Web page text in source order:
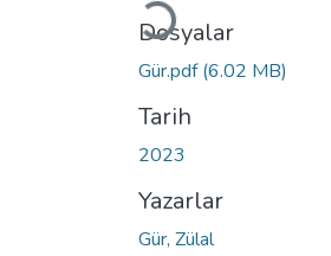
Yükleniyor...
Dosyalar
Gür.pdf(6.02 MB)
Tarih
2023
Yazarlar
Gür, Zülal